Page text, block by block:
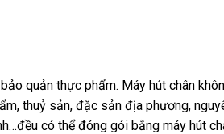
quản thực phẩm. Máy hút chân
thuỷ sản, đặc sản địa phương,
có thể đóng gói bằng máy hút